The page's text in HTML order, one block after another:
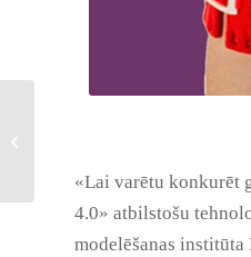
«Lai varētu konkurēt
4.0» atbilstošu
modelēšanas